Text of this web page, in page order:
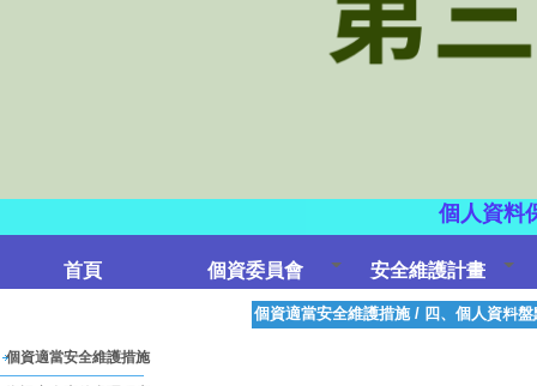
個人資料
首頁 個資委員會 安全維護計畫
個資適當安全維護措施
個資適當安全維護措施/ 四、個人資料